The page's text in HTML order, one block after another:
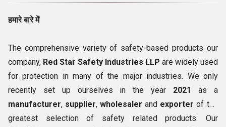
हमारे बारे में
The comprehensive variety of safety-based products our
company, Red Star Safety Industries LLP are widely used
for protection in many of the major industries. We only
recently set up ourselves in the year 2021 as a
manufacturer, supplier, wholesaler and exporter of the
greatest selection of safety related products. Our